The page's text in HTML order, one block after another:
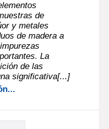
de
y metales
de madera a
La
de las
significativa[...]